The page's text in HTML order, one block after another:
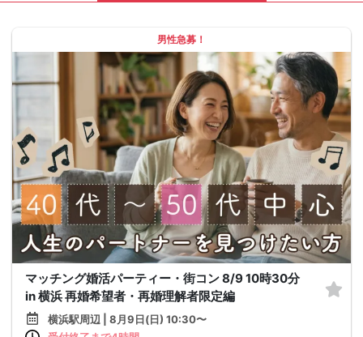
男性急募！
マッチング婚活パーティー・街コン 8/9 10時30分
in 横浜 再婚希望者・再婚理解者限定編
横浜駅周辺 | 8月9日(日) 10:30〜